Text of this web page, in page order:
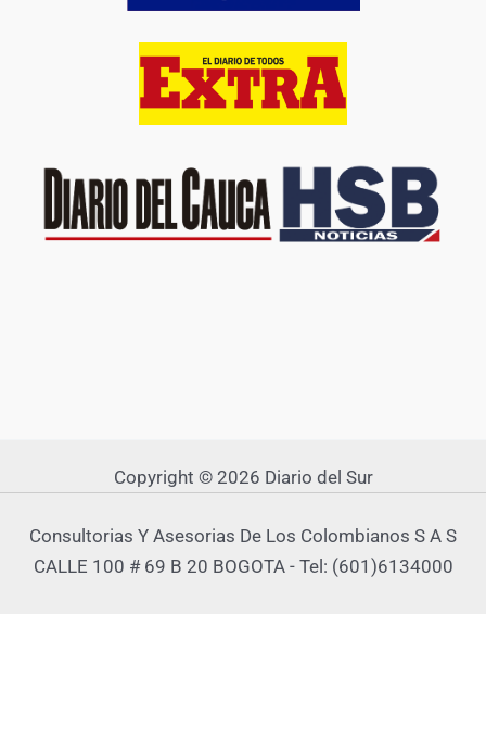
Copyright © 2026 Diario del Sur
Consultorias Y Asesorias De Los Colombianos S A S
CALLE 100 # 69 B 20 BOGOTA - Tel: (601)6134000